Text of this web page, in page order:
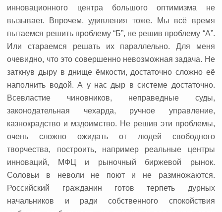
инновационного центра большого оптимизма не
вызывает. Впрочем, удивления тоже. Мы всё время
пытаемся решить проблему “Б”, не решив проблему “А”.
Или стараемся решать их параллельно. Для меня
очевидно, что это совершенно невозможная задача. Не
заткнув дыру в днище ёмкости, достаточно сложно её
наполнить водой. А у нас дыр в системе достаточно.
Всевластие чиновников, неправедные суды,
законодательная чехарда, ручное управление,
казнокрадство и мздоимство. Не решив эти проблемы,
очень сложно ожидать от людей свободного
творчества, построить, например реальные центры
инноваций, МФЦ и рыночный биржевой рынок.
Соловьи в неволи не поют и не размножаются.
Российский гражданин готов терпеть дурных
начальников и ради собственного спокойствия